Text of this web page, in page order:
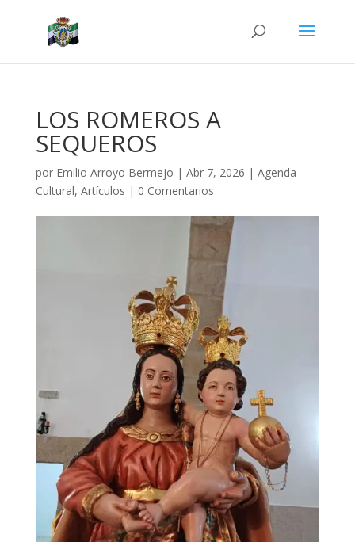
LOS ROMEROS A
SEQUEROS
por Emilio Arroyo Bermejo | Abr 7, 2026 | Agenda
Cultural, Artículos | 0 Comentarios